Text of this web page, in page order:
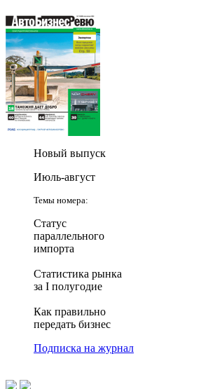
Новый выпуск
Июль-август
Темы номера:
Статус
параллельного
импорта
Статистика рынка
за I полугодие
Как правильно
передать бизнес
Подписка на журнал